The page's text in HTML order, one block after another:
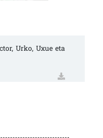
Urko, Uxue eta